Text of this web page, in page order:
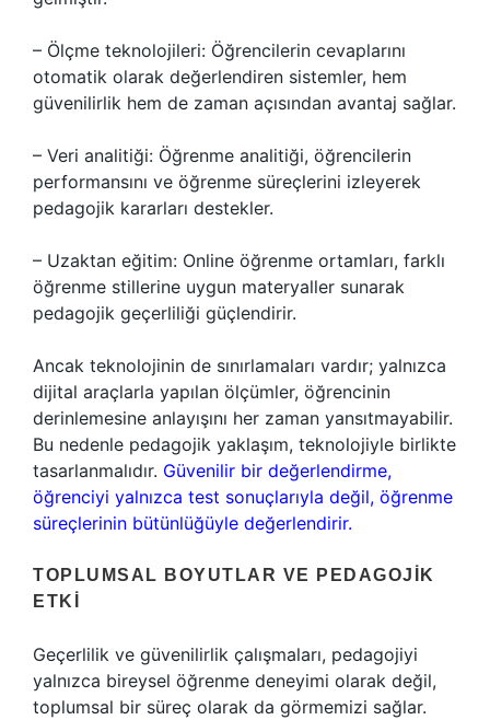
– Ölçme teknolojileri: Öğrencilerin cevaplarını
otomatik olarak değerlendiren sistemler, hem
güvenilirlik hem de zaman açısından avantaj sağlar.
– Veri analitiği: Öğrenme analitiği, öğrencilerin
performansını ve öğrenme süreçlerini izleyerek
pedagojik kararları destekler.
– Uzaktan eğitim: Online öğrenme ortamları, farklı
öğrenme stillerine uygun materyaller sunarak
pedagojik geçerliliği güçlendirir.
Ancak teknolojinin de sınırlamaları vardır; yalnızca
dijital araçlarla yapılan ölçümler, öğrencinin
derinlemesine anlayışını her zaman yansıtmayabilir.
Bu nedenle pedagojik yaklaşım, teknolojiyle birlikte
tasarlanmalıdır. Güvenilir bir değerlendirme,
öğrenciyi yalnızca test sonuçlarıyla değil, öğrenme
süreçlerinin bütünlüğüyle değerlendirir.
TOPLUMSAL BOYUTLAR VE PEDAGOJIK
ETKI
Geçerlilik ve güvenilirlik çalışmaları, pedagojiyi
yalnızca bireysel öğrenme deneyimi olarak değil,
toplumsal bir süreç olarak da görmemizi sağlar.